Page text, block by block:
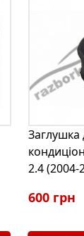
Заглушка
2.4 (2004-
600 грн